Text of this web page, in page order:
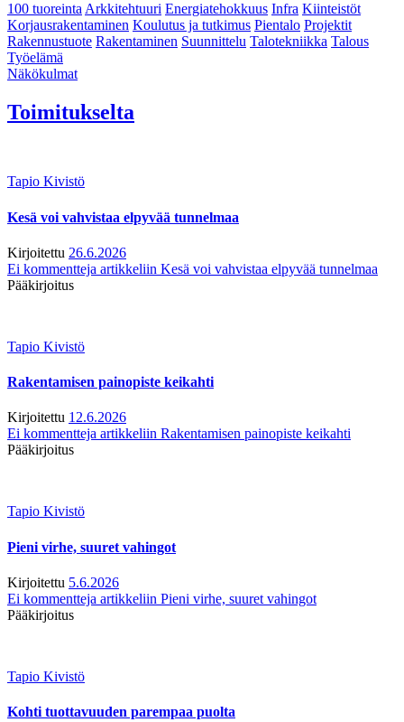
100 tuoreintaArkkitehtuuri Energiatehokkuus Infra Kiinteistöt
Korjausrakentaminen Koulutus ja tutkimus Pientalo Projektit
Rakennustuote Rakentaminen Suunnittelu Talotekniikka Talous
Työelämä
Näkökulmat
Toimitukselta
Tapio Kivistö
Kesä voi vahvistaa elpyvää tunnelmaa
Kirjoitettu 26.6.2026
Ei kommentteja artikkeliin Kesä voi vahvistaa elpyvää tunnelmaa
Pääkirjoitus
Tapio Kivistö
Rakentamisen painopiste keikahti
Kirjoitettu 12.6.2026
Ei kommentteja artikkeliin Rakentamisen painopiste keikahti
Pääkirjoitus
Tapio Kivistö
Pieni virhe, suuret vahingot
Kirjoitettu 5.6.2026
Ei kommentteja artikkeliin Pieni virhe, suuret vahingot
Pääkirjoitus
Tapio Kivistö
Kohti tuottavuuden parempaa puolta